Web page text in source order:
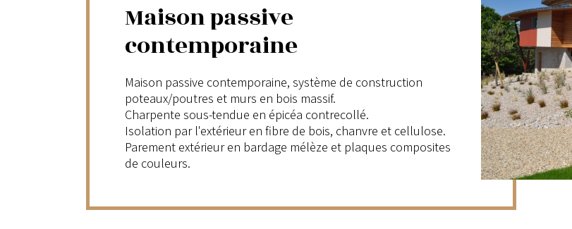
Maison passive
contemporaine
Maison passive contemporaine, système de construction
poteaux/poutres et murs en bois massif.
Charpente sous-tendue en épicéa contrecollé.
Isolation par l'extérieur en fibre de bois, chanvre et cellulose.
Parement extérieur en bardage mélèze et plaques composites
de couleurs.